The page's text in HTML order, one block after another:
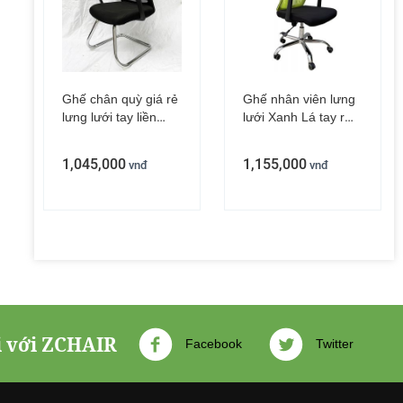
Ghế chân quỳ giá rẻ
lưng lưới tay liền
1,045,000 vnđ
Ghế nhân viên lưng
lưới Xanh Lá tay rời
1,155,000 vnđ
với ZCHAIR Facebook Twitter